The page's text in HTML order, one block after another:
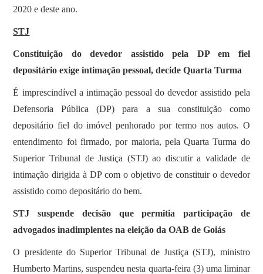
2020 e deste ano.
STJ
Constituição do devedor assistido pela DP em fiel
depositário exige intimação pessoal, decide Quarta Turma
​É imprescindível a intimação pessoal do devedor assistido pela
Defensoria Pública (DP) para a sua constituição como
depositário fiel do imóvel penhorado por termo nos autos. O
entendimento foi firmado, por maioria, pela Quarta Turma do
Superior Tribunal de Justiça (STJ) ao discutir a validade de
intimação dirigida à DP com o objetivo de constituir o devedor
assistido como depositário do bem.
STJ suspende decisão que permitia participação de
advogados inadimplentes na eleição da OAB de Goiás
O presidente do Superior Tribunal de Justiça (STJ), ministro
Humberto Martins, suspendeu nesta quarta-feira (3) uma liminar